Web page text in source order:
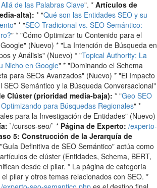
de las Palabras Clave". * Artículos de
alta): * "Qué son las Entidades SEO y su
" * "SEO Tradicional vs. SEO Semántico:
" * "Cómo Optimizar tu Contenido para el
(Nuevo) * "La Intención de Búsqueda en
y Análisis" (Nuevo) * "Topical Authority: La
Nicho en Google" * "Dominando el Schema
para SEOs Avanzados" (Nuevo) * "El Impacto
SEO Semántico y la Búsqueda Conversacional"
Clúster (prioridad media-baja): * "Geo SEO
para Búsquedas Regionales" *
para la Investigación de Entidades" (Nuevo)
`/cursos-seo/` * Página de Experto: /experto-
5: Construcción de la Jerarquía de
Definitiva de SEO Semántico" actúa como
de clúster (Entidades, Schema, BERT,
desde el pilar. * La página de categoría
pilar y otros temas relacionados con SEO. *